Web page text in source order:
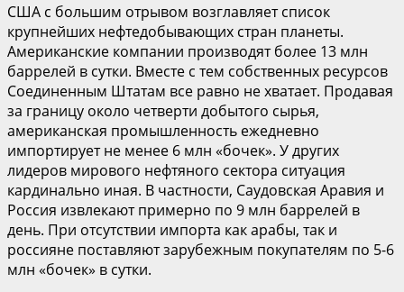
США с большим отрывом возглавляет список
крупнейших нефтедобывающих стран планеты.
Американские компании производят более 13 млн
баррелей в сутки. Вместе с тем собственных ресурсов
Соединенным Штатам все равно не хватает. Продавая
за границу около четверти добытого сырья,
американская промышленность ежедневно
импортирует не менее 6 млн «бочек». У других
лидеров мирового нефтяного сектора ситуация
кардинально иная. В частности, Саудовская Аравия и
Россия извлекают примерно по 9 млн баррелей в
день. При отсутствии импорта как арабы, так и
россияне поставляют зарубежным покупателям по 5-6
млн «бочек» в сутки.